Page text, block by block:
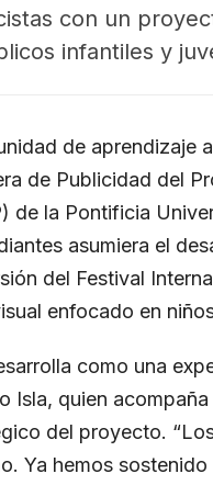
con un
infantiles y
de aprendizaje
de Publicidad del
de la Pontificia
asumiera el
del Festival
enfocado en
como una
Isla, quien
del proyecto.
Ya hemos